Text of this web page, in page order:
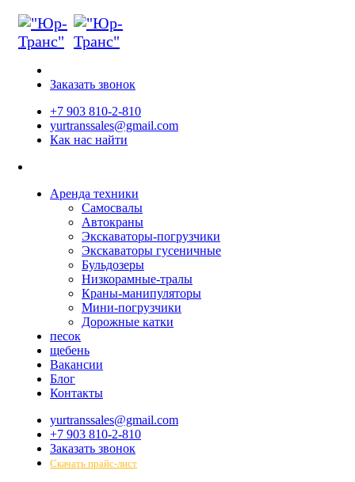
Заказать звонок
+7 903 810-2-810
yurtranssales@gmail.com
Как нас найти
Аренда техники
Самосвалы
Автокраны
Экскаваторы-погрузчики
Экскаваторы гусеничные
Бульдозеры
Низкорамные-тралы
Краны-манипуляторы
Мини-погрузчики
Дорожные катки
песок
щебень
Вакансии
Блог
Контакты
yurtranssales@gmail.com
+7 903 810-2-810
Заказать звонок
Скачать прайс-лист